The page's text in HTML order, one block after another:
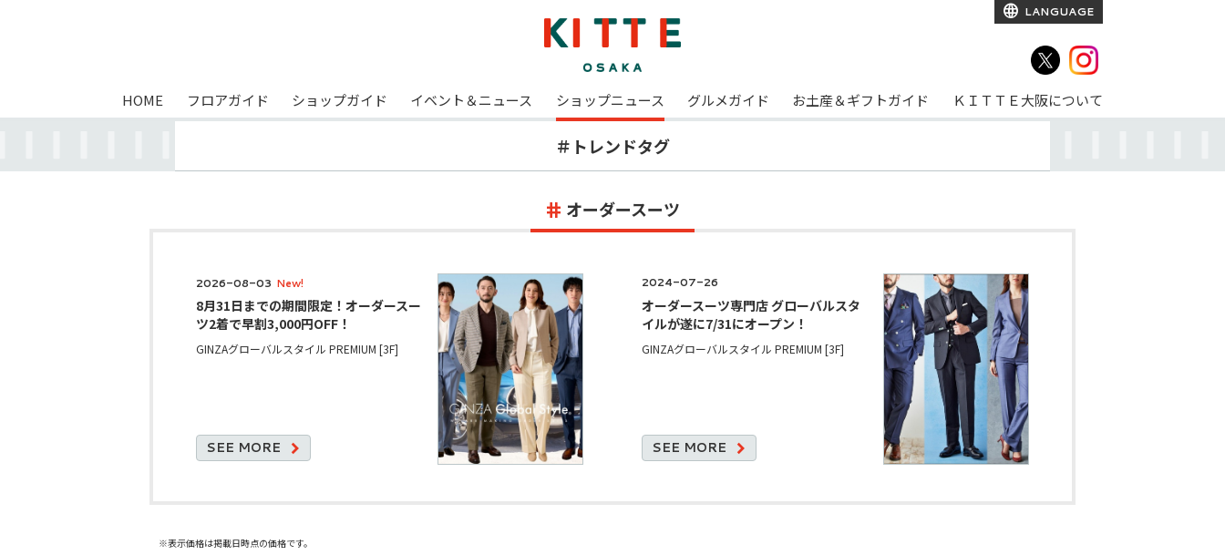
LANGUAGE
HOME フロアガイド ショップガイド イベント＆ニュース ショップニュース グルメガイド お土産＆ギフトガイド ＫＩＴＴＥ大阪について
＃トレンドタグ
オーダースーツ
2026-08-03 New!
8月31日までの期間限定！オーダースー
ツ2着で早割3,000円OFF！
GINZAグローバルスタイル PREMIUM [3F]
SEE MORE
2024-07-26
オーダースーツ専門店 グローバルスタ
イルが遂に7/31にオープン！
GINZAグローバルスタイル PREMIUM [3F]
SEE MORE
※表示価格は掲載日時点の価格です。